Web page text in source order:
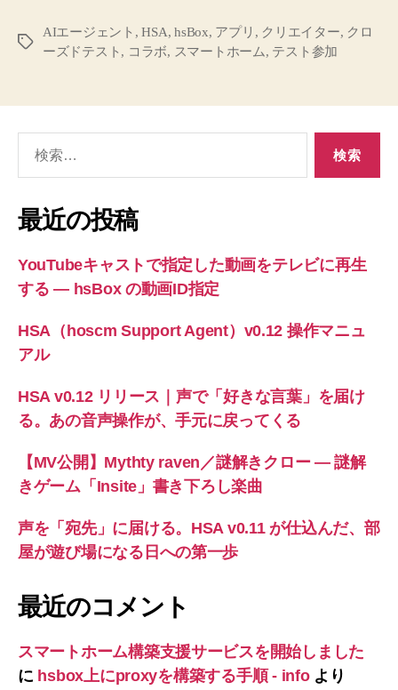
タ
AIエージェント ,HSA,hsBox, アプリ , クリエイター, クロ
ーズドテスト , コラボ, スマートホーム, テスト参加
象:
最近の投稿
YouTubeキャストで指定した動画をテレビに再生
する ― hsBox の動画ID指定
HSA（hoscm Support Agent）v0.12 操作マニュ
アル
HSA v0.12 リリース｜声で「好きな言葉」を届け
る。あの音声操作が、手元に戻ってくる
【MV公開】Mythty raven／謎解きクロー — 謎解
きゲーム「Insite」書き下ろし楽曲
声を「宛先」に届ける。HSA v0.11 が仕込んだ、部
屋が遊び場になる日への第一歩
最近のコメント
スマートホーム構築支援サービスを開始しました
に hsbox上にproxyを構築する手順 - infoより